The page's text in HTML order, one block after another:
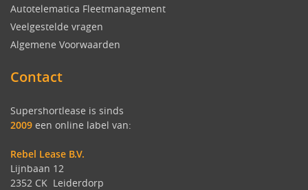
Autotelematica Fleetmanagement
Veelgestelde vragen
Algemene Voorwaarden
Contact
Supershortlease is sinds
2009 een online label van:
Rebel Lease B.V.
Lijnbaan 12
2352 CK Leiderdorp